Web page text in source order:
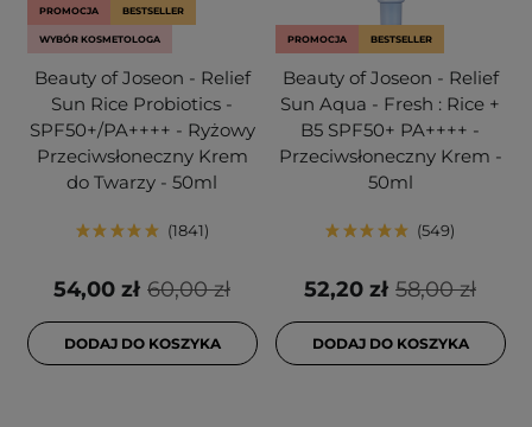
PROMOCJA BESTSELLER
WYBÓR KOSMETOLOGA
Beauty of Joseon - Relief
Sun Rice Probiotics -
SPF50+/PA++++ - Ryżowy
Przeciwsłoneczny Krem
do Twarzy - 50ml
1841
60,00 zł
54,00 zł
DODAJ DO KOSZYKA
PROMOCJA BESTSELLER
Beauty of Joseon - Relief
Sun Aqua - Fresh : Rice +
B5 SPF50+ PA++++ -
Przeciwsłoneczny Krem -
50ml
549
58,00 zł
52,20 zł
DODAJ DO KOSZYKA